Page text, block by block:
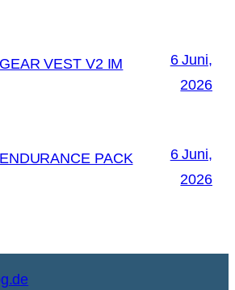
VEST V2 IM
6 Juni,
2026
PACK
6 Juni,
2026